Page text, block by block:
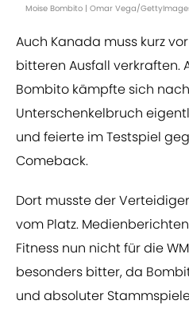
Moise Bombito | Omar Vega/
Auch Kanada muss kurz
bitteren Ausfall verkraften.
Bombito kämpfte sich
Unterschenkelbruch
und feierte im Testspiel
Comeback.
Dort musste der
vom Platz.
Fitness nun nicht für die
besonders bitter, da
und absoluter